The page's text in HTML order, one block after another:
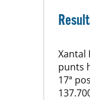
Xantal
punts
17ª